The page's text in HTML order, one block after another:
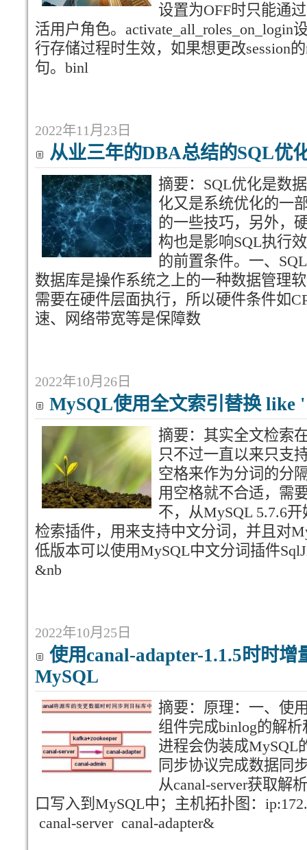
设置为OFF时只能通
活用户角色。activate_all_roles_on_login
行存储过程时生效，如果想更改session
句。binl
2022年11月23日
从业三年的DBA总结的SQL优
摘要：SQL优化是数
化又是系统优化的一
的一些技巧，另外，
构也是影响SQL执行
的前置条件。一、
数据库是操作系统之上的一种数据管理
需要在硬件层面执行，所以硬件条件如
速、网络带宽等是保障数
2022年10月26日
MySQL使用全文索引替换
摘要：其实全文检索
只不过一直以来只支
空格来作为分词的分
用空格就不合适，需
不，从MySQL 5.7.6
检索插件，用来支持中文分词，并且对
低版本可以使用MySQL中文分词插件
&nb
2022年10月25日
使用canal-adapter-1.1.5时时
MySQL
摘要：原理：一、使
组件完成binlog的解析
进程会伪装成MySQL
同步协议完成数据同
从canal-server获取解
口写入到MySQL中；主机拓扑图：
canal-server canal-adapter&